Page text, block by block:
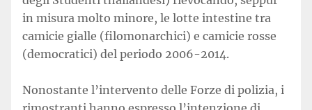
in misura molto minore, le lotte intestine tra
camicie gialle (filomonarchici) e camicie rosse
(democratici) del periodo 2006-2014.
Nonostante l’intervento delle Forze di polizia, i